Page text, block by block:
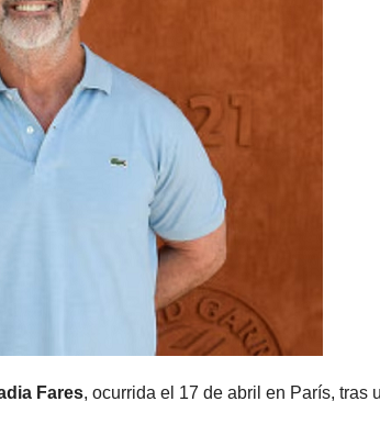
Fares, ocurrida el 17 de abril en París, tras